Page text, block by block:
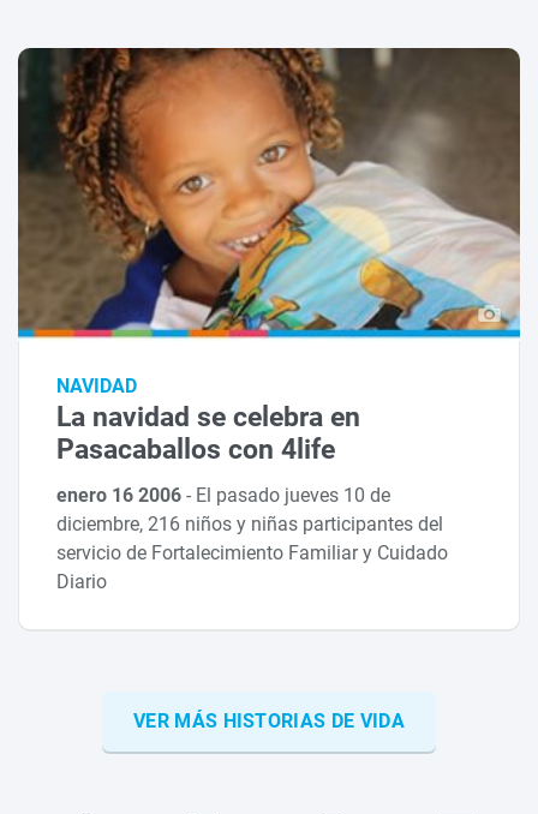
NAVIDAD
La navidad se celebra en
Pasacaballos con 4life
enero 16 2006- El pasado jueves 10 de
diciembre, 216 niños y niñas participantes del
servicio de Fortalecimiento Familiar y Cuidado
Diario
VER MÁS HISTORIAS DE VIDA